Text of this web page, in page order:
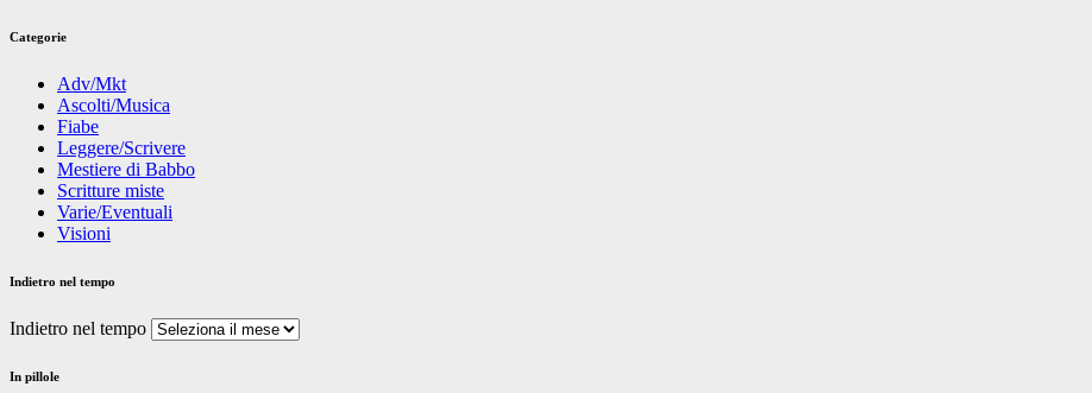
Categorie
Adv/Mkt
Ascolti/Musica
Fiabe
Leggere/Scrivere
Mestiere di Babbo
Scritture miste
Varie/Eventuali
Visioni
Indietro nel tempo
Indietro nel tempo
In pillole